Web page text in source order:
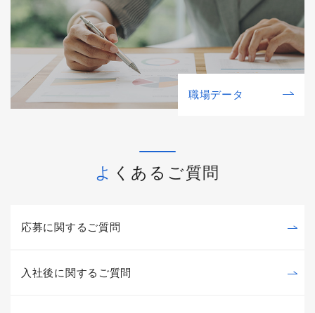
職場データ
よくあるご質問
応募に関するご質問
入社後に関するご質問